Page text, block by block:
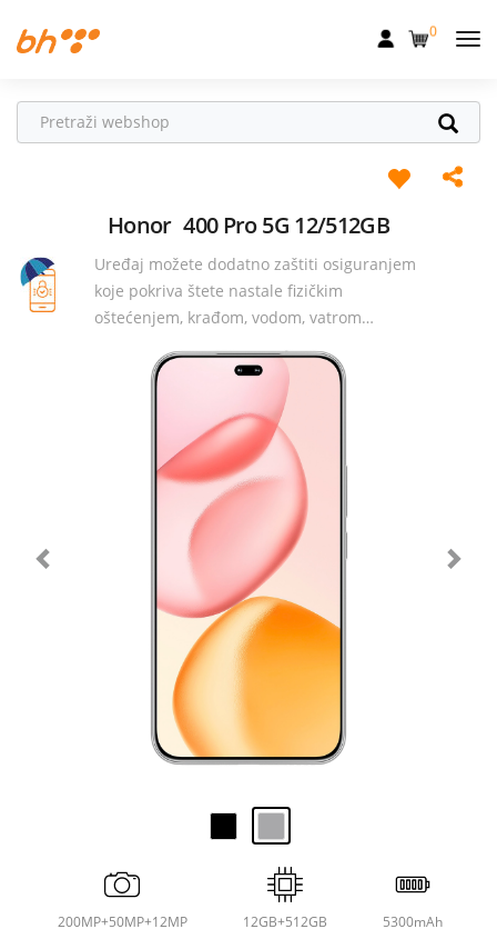
Fiksna
Dom
Uređaji
0
Honor 400 Pro 5G 12/512GB
Uređaj možete dodatno zaštiti osiguranjem
koje pokriva štete nastale fizičkim
oštećenjem, krađom, vodom, vatrom…
200MP+50MP+12MP 12GB+512GB 5300mAh